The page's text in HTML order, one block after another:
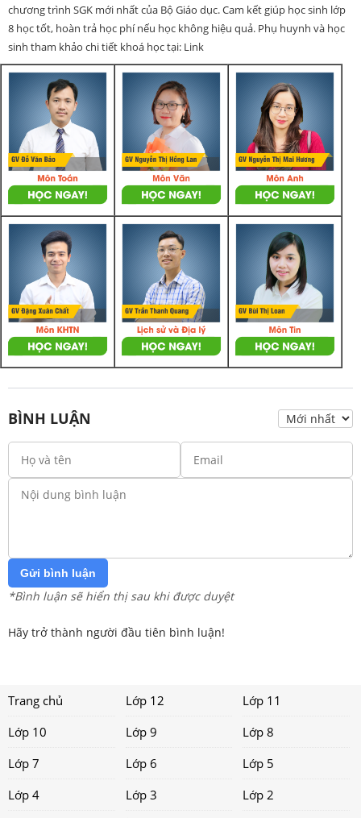
chương trình SGK mới nhất của Bộ Giáo dục. Cam kết giúp học sinh lớp
8 học tốt, hoàn trả học phí nếu học không hiệu quả. Phụ huynh và học
sinh tham khảo chi tiết khoá học tại: Link
BÌNH LUẬN
Gửi bình luận
*Bình luận sẽ hiển thị sau khi được duyệt
Hãy trở thành người đầu tiên bình luận!
Trang chủ Lớp 12
Lớp 11
Lớp 10
Lớp 9
Lớp 8
Lớp 7
Lớp 6
Lớp 5
Lớp 4
Lớp 3 Lớp 2